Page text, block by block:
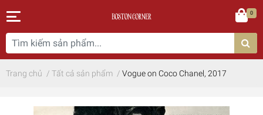
0
Trang chủ / Tất cả sản phẩm / Vogue on Coco Chanel, 2017